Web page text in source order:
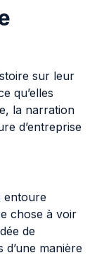
sur leur
qu’elles
la narration
d’entreprise
entoure
chose à voir
de
d’une manière